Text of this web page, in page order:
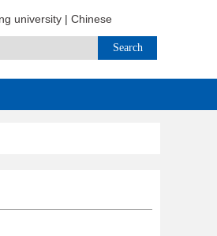
university | Chinese